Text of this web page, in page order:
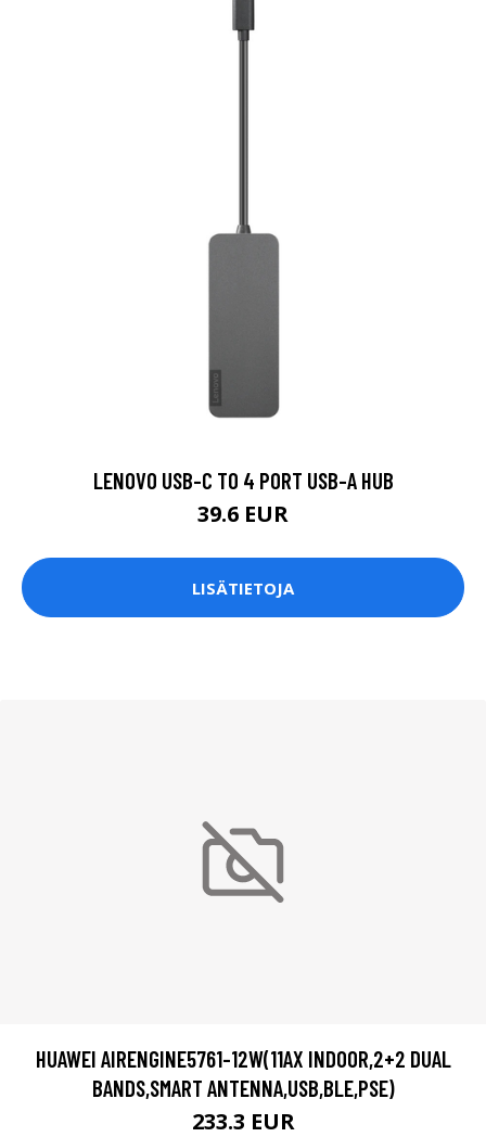
LENOVO USB-C TO 4 PORT USB-A HUB
39.6 EUR
LISÄTIETOJA
HUAWEI AIRENGINE5761-12W(11AX INDOOR,2+2 DUAL
BANDS,SMART ANTENNA,USB,BLE,PSE)
233.3 EUR